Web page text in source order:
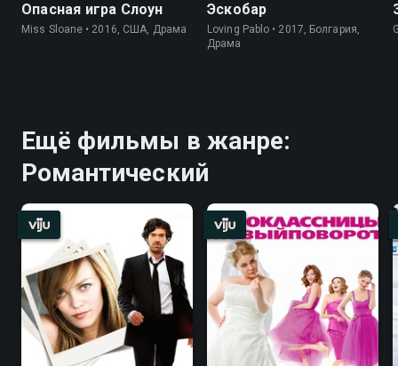
Опасная игра Слоун
Miss Sloane • 2016, США, Драма
Эскобар
Loving Pablo • 2017, Болгария,
Драма
Ещё фильмы в жанре:
Романтический